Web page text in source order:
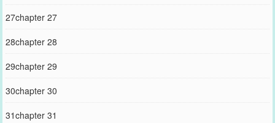
27chapter 27
28chapter 28
29chapter 29
30chapter 30
31chapter 31